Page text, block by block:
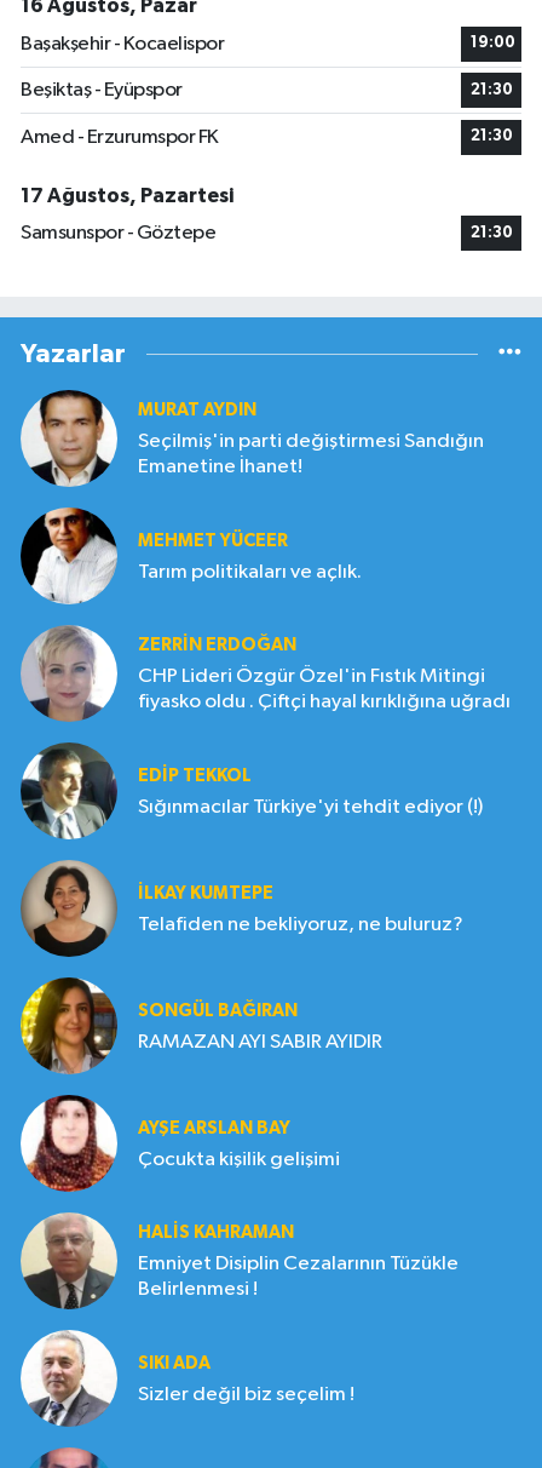
16 Ağustos, Pazar
Başakşehir - Kocaelispor
19:00
Beşiktaş - Eyüpspor 21:30
Amed - Erzurumspor FK 21:30
17 Ağustos, Pazartesi
Samsunspor - Göztepe
21:30
Yazarlar
MURAT AYDIN
Seçilmiş'in parti değiştirmesi Sandığın
Emanetine İhanet!
MEHMET YÜCEER
Tarım politikaları ve açlık.
ZERRIN ERDOĞAN
CHP Lideri Özgür Özel'in Fıstık Mitingi
fiyasko oldu . Çiftçi hayal kırıklığına uğradı
EDIP TEKKOL
Sığınmacılar Türkiye'yi tehdit ediyor (!)
İLKAY KUMTEPE
Telafiden ne bekliyoruz, ne buluruz?
SONGÜL BAĞIRAN
RAMAZAN AYI SABIR AYIDIR
AYŞE ARSLAN BAY
Çocukta kişilik gelişimi
HALIS KAHRAMAN
Emniyet Disiplin Cezalarının Tüzükle
Belirlenmesi !
SIKI ADA
Sizler değil biz seçelim !